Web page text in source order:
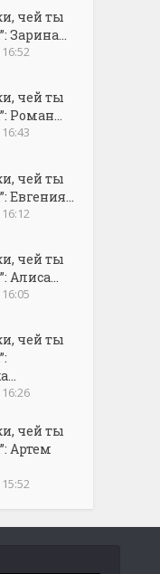
чей ты
Зарина...
чей ты
Роман...
чей ты
Евгения...
чей ты
Алиса...
чей ты
чей ты
Артем